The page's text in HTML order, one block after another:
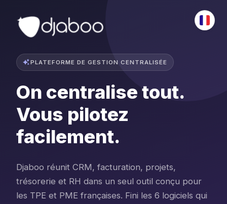
PLATEFORME DE GESTION CENTRALISÉE
On centralise tout.
Vous pilotez
facilement.
Djaboo réunit CRM, facturation, projets,
trésorerie et RH dans un seul outil conçu pour
les TPE et PME françaises. Fini les 6 logiciels qui